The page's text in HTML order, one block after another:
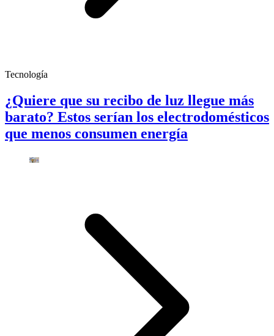
Tecnología
¿Quiere que su recibo de luz llegue más
barato? Estos serían los electrodomésticos
que menos consumen energía